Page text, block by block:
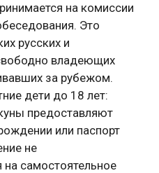
на комиссии
Это
русских и
владеющих
за рубежом.
дети до 18 лет:
предоставляют
или паспорт
не
на самостоятельное